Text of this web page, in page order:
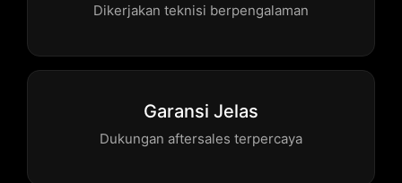
Dikerjakan teknisi berpengalaman
Garansi Jelas
Dukungan aftersales terpercaya